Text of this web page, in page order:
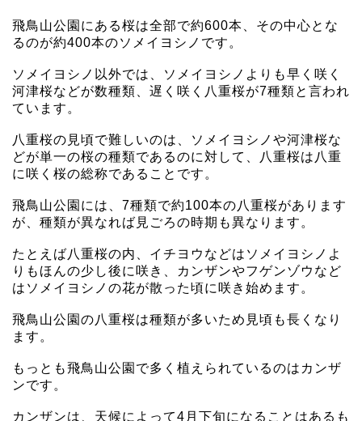
飛鳥山公園にある桜は全部で約600本、その中心とな
るのが約400本のソメイヨシノです。
ソメイヨシノ以外では、ソメイヨシノよりも早く咲く
河津桜などが数種類、遅く咲く八重桜が7種類と言われ
ています。
八重桜の見頃で難しいのは、ソメイヨシノや河津桜な
どが単一の桜の種類であるのに対して、八重桜は八重
に咲く桜の総称であることです。
飛鳥山公園には、7種類で約100本の八重桜があります
が、種類が異なれば見ごろの時期も異なります。
たとえば八重桜の内、イチヨウなどはソメイヨシノよ
りもほんの少し後に咲き、カンザンやフゲンゾウなど
はソメイヨシノの花が散った頃に咲き始めます。
飛鳥山公園の八重桜は種類が多いため見頃も長くなり
ます。
もっとも飛鳥山公園で多く植えられているのはカンザ
ンです。
カンザンは、天候によって4月下旬になることはあるも